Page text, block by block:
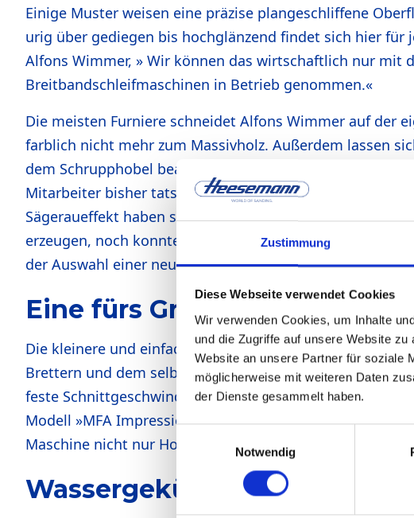
Zustimmung
Diese Webseite verwendet Cookies
Wir verwenden Cookies, um Inhalte
und die Zugriffe auf unsere Website
Website an unsere Partner für soziale
möglicherweise mit weiteren Daten
der Dienste gesammelt haben.
Notwendig
Einige Muster weisen eine präzise plangeschliffene
urig über gediegen bis hochglänzend findet sich hier für
Alfons Wimmer, » Wir können das wirtschaftlich nur mit
Breitbandschleifmaschinen in Betrieb genommen.«
Die meisten Furniere schneidet Alfons Wimmer auf der
farblich nicht mehr zum Massivholz. Außerdem lassen
dem Schrupphobel bearbeiten. Geschrupphobeltes
Mitarbeiter bisher tatsächlich mit dem Schrupphobel
Sägeraueffekt haben sie mit echten Sägeschnitten an
erzeugen, noch konnte sie so tief und vielseitig
der Auswahl einer neuen Breitbandmaschine
Eine fürs Grobe, eine fürs
Die kleinere und einfachere, aber kräftigere »MFA 10«
Brettern und dem selbstgeschnittenen Furnier sowie
feste Schnittgeschwindigkeit. Die große
Modell »MFA Impression« mit wassergekühlten
Maschine nicht nur Holz, sondern auch Lack und
Wassergekühlte Aggregate